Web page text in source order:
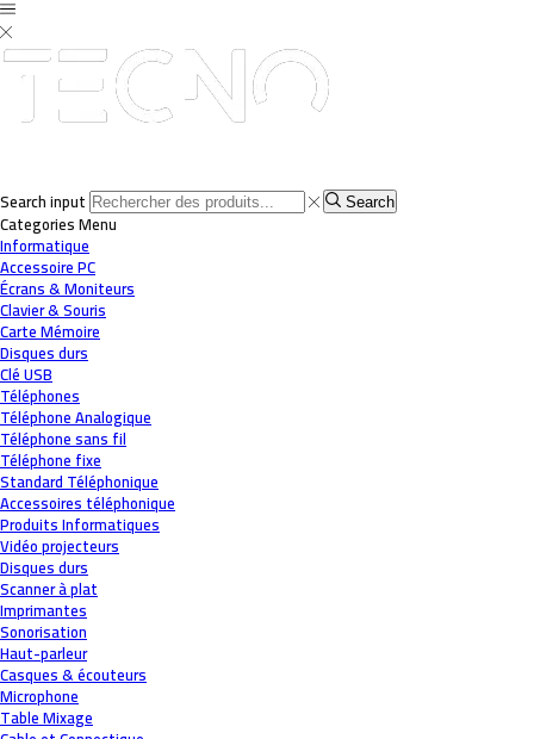
Search input Search
CategoriesMenu
Informatique
Accessoire PC
Écrans & Moniteurs
Clavier & Souris
Carte Mémoire
Disques durs
Clé USB
Téléphones
Téléphone Analogique
Téléphone sans fil
Téléphone fixe
Standard Téléphonique
Accessoires téléphonique
Produits Informatiques
Vidéo projecteurs
Disques durs
Scanner à plat
Imprimantes
Sonorisation
Haut-parleur
Casques & écouteurs
Microphone
Table Mixage